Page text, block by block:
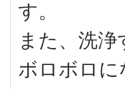
す。
また、洗
ボロボロ